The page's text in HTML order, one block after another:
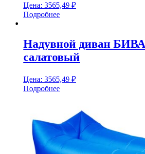
Цена: 3565,49 ₽
Подробнее
Надувной диван
салатовый
Цена: 3565,49 ₽
Подробнее